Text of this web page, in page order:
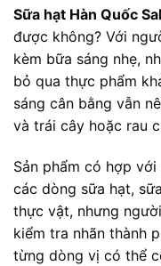
Sữa hạt Hàn Quốc
được không? Với
kèm bữa sáng nhẹ,
bỏ qua thực phẩm
sáng cân bằng vẫn
và trái cây hoặc rau
Sản phẩm có hợp
các dòng sữa hạt,
thực vật, nhưng
kiểm tra nhãn thành
từng dòng vị có thể